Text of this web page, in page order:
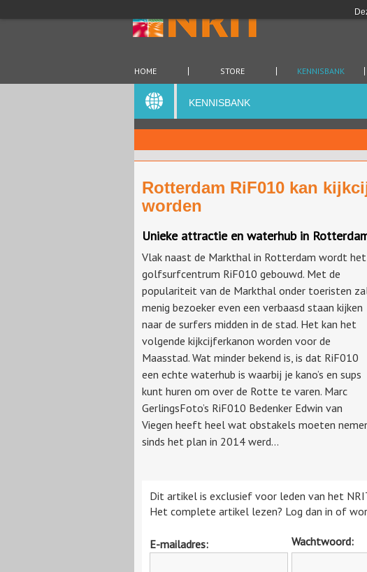
HOME STORE KENNISBANK
KENNISBANK
Rotterdam RiF010 kan
worden
Unieke attractie en waterhub in
Vlak naast de Markthal in Rotterdam wordt het
golfsurfcentrum RiF010 gebouwd. Met de
populariteit van de Markthal onder toeristen
menig bezoeker even een verbaasd staan kijken
naar de surfers midden in de stad. Het kan het
volgende kijkcijferkanon worden voor de
Maasstad. Wat minder bekend is, is dat RiF010
een echte waterhub is waarbij je kano’s en sups
kunt huren om over de Rotte te varen. Marc
GerlingsFoto’s RiF010 Bedenker Edwin van
Viegen heeft heel wat obstakels moeten
sinds het plan in 2014 werd...
Dit artikel is exclusief voor leden van het
Het complete artikel lezen? Log dan in of
E-mailadres: Wachtwoord: